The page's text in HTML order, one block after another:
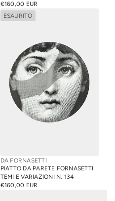
PREZZO
NORMALE
€160,00 EUR
ESAURITO
DA FORNASETTI
PIATTO DA PARETE FORNASETTI
TEMI E VARIAZIONI N. 134
PREZZO
€160,00 EUR